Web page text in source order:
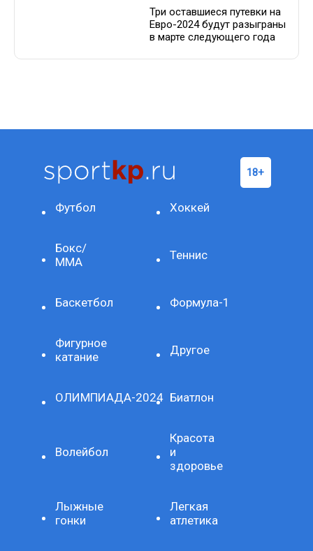
Три оставшиеся путевки на
Евро-2024 будут разыграны
в марте следующего года
Футбол Хоккей
Бокс/
ММА
Теннис
Баскетбол Формула-1
Фигурное
катание
Другое
ОЛИМПИАДА-2024 Биатлон
Волейбол
Красота
и
здоровье
Лыжные
гонки
Легкая
атлетика